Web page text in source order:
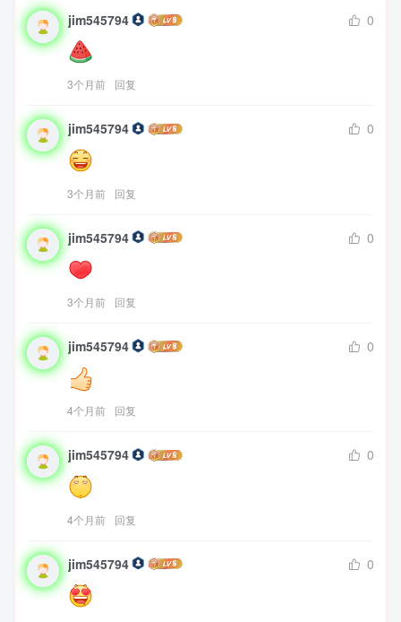
jim545794 0
3个月前 回复
jim545794 0
3个月前 回复
jim545794 0
3个月前 回复
jim545794 0
4个月前 回复
jim545794 0
4个月前 回复
jim545794 0